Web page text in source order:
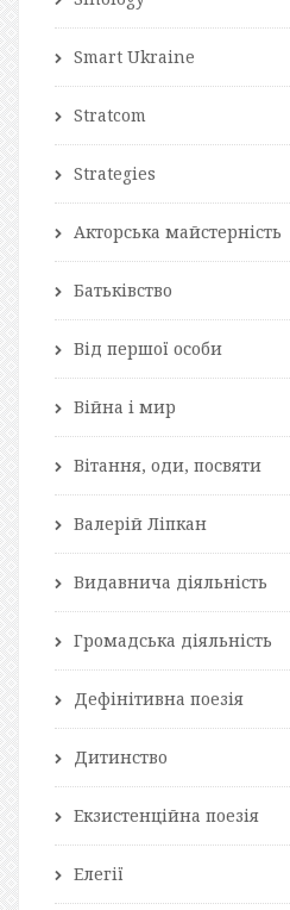
Smart Ukraine
Stratcom
Strategies
Акторська майстерність
Батьківство
Від першої особи
Війна і мир
Вітання, оди, посвяти
Валерій Ліпкан
Видавнича діяльність
Громадська діяльність
Дефінітивна поезія
Дитинство
Екзистенційна поезія
Елегії